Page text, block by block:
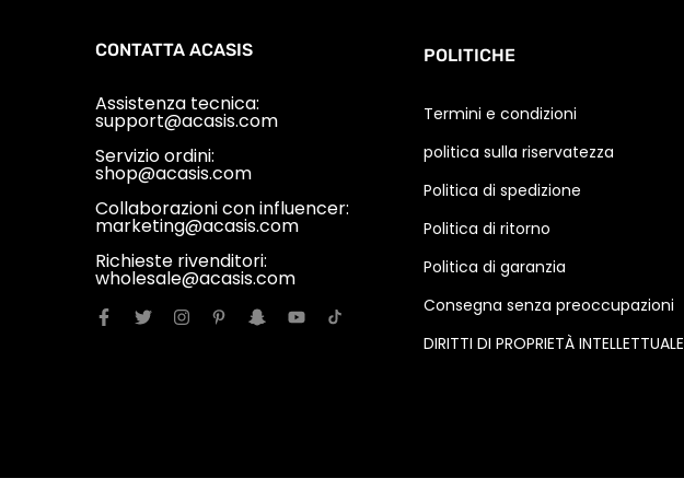
CONTATTA ACASIS
Assistenza tecnica:
support@acasis.com
Servizio ordini:
shop@acasis.com
Collaborazioni con influencer:
marketing@acasis.com
Richieste rivenditori:
wholesale@acasis.com
POLITICHE
Termini e condizioni
politica sulla riservatezza
Politica di spedizione
Politica di ritorno
Politica di garanzia
Consegna senza preoccupazioni
DIRITTI DI PROPRIETÀ INTELLETTUALE